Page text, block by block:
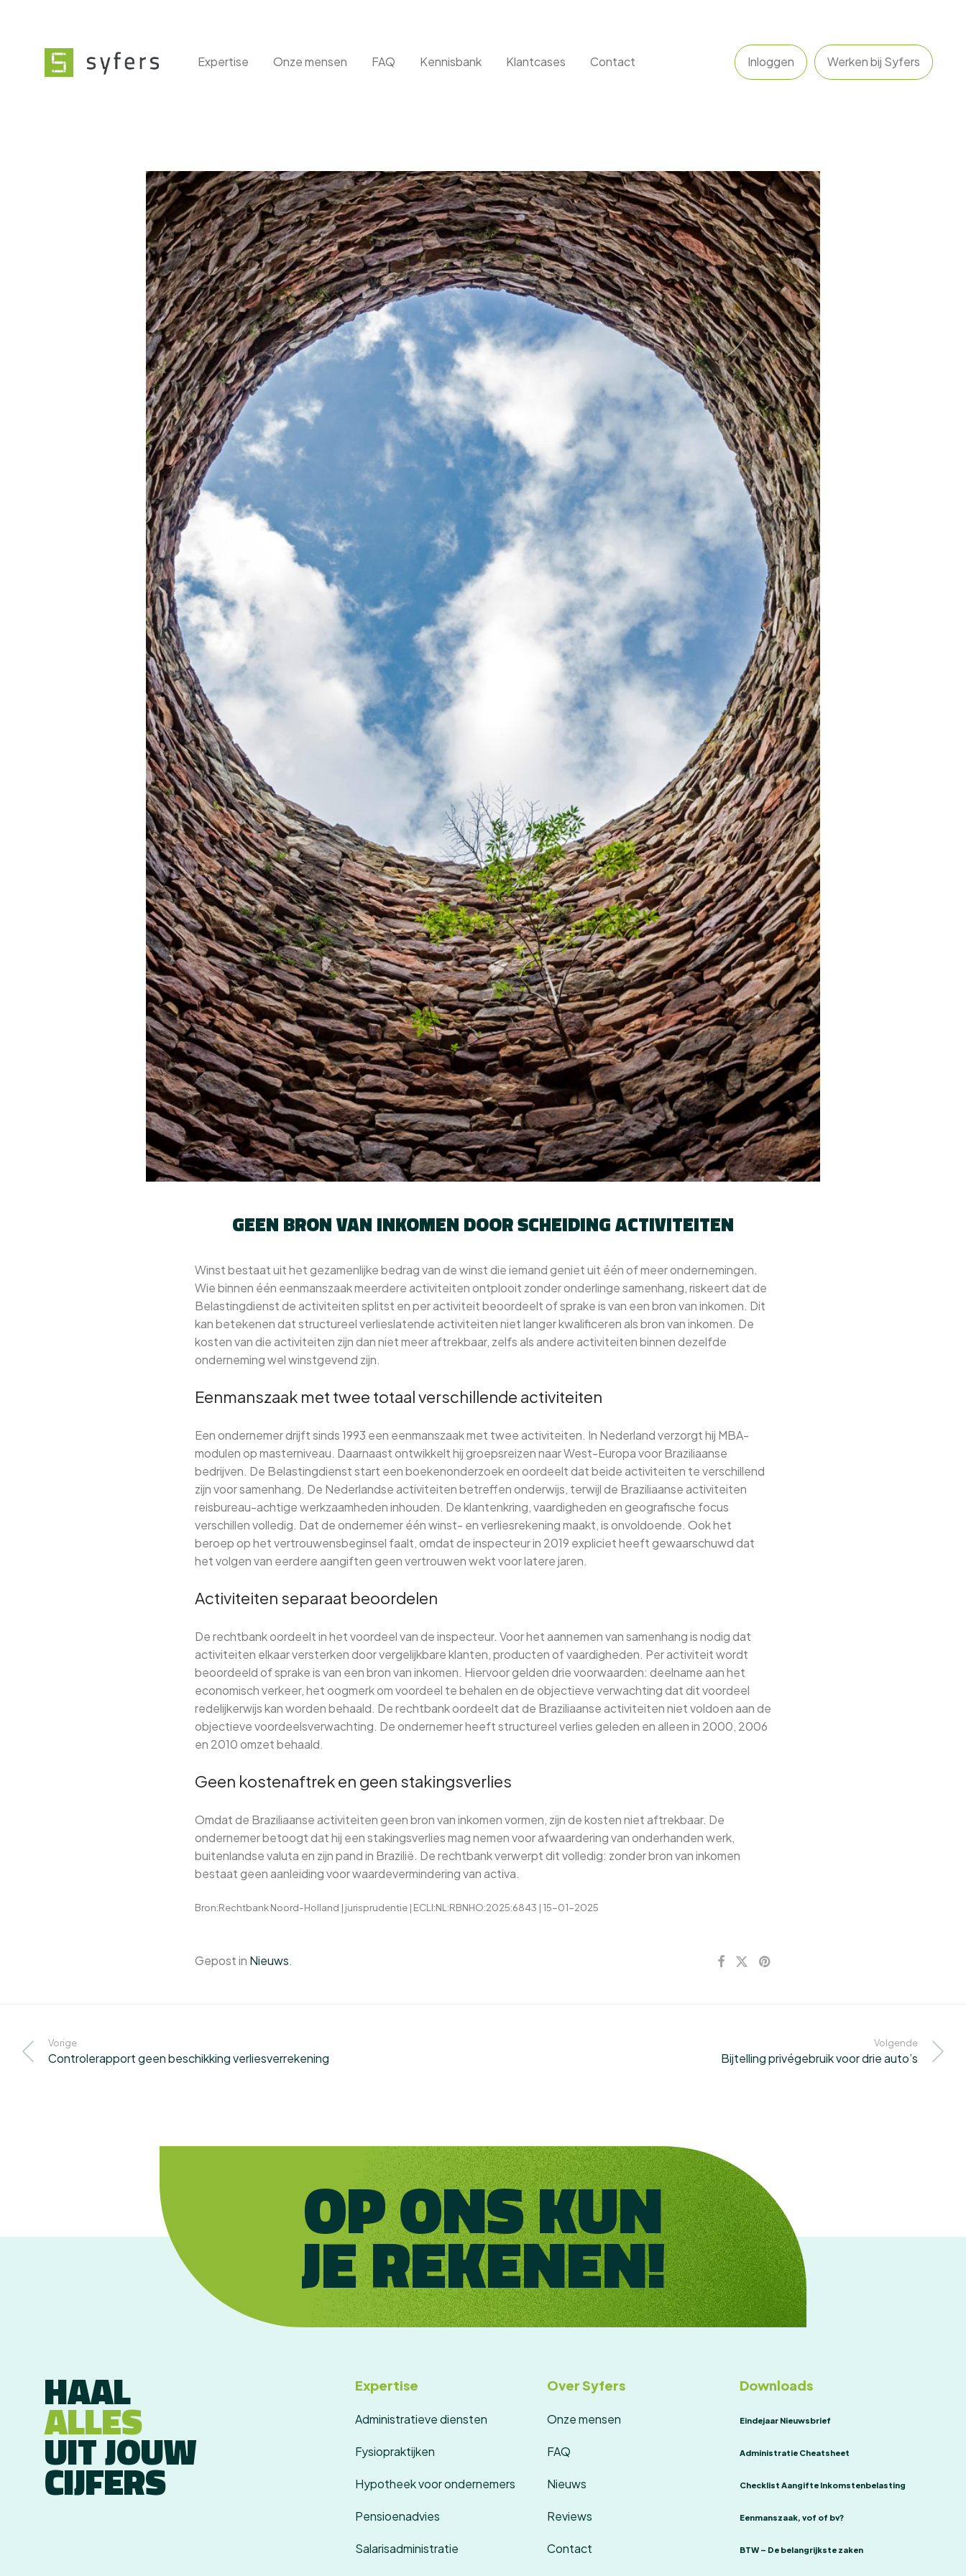
Expertise Onze mensen FAQ Kennisbank Klantcases Contact Inloggen Werken bij Syfers
GEEN BRON VAN INKOMEN DOOR SCHEIDING ACTIVITEITEN
Winst bestaat uit het gezamenlijke bedrag van de winst die iemand geniet uit één of meer ondernemingen.
Wie binnen één eenmanszaak meerdere activiteiten ontplooit zonder onderlinge samenhang, riskeert dat de
Belastingdienst de activiteiten splitst en per activiteit beoordeelt of sprake is van een bron van inkomen. Dit
kan betekenen dat structureel verlieslatende activiteiten niet langer kwalificeren als bron van inkomen. De
kosten van die activiteiten zijn dan niet meer aftrekbaar, zelfs als andere activiteiten binnen dezelfde
onderneming wel winstgevend zijn.
Eenmanszaak met twee totaal verschillende activiteiten
Een ondernemer drijft sinds 1993 een eenmanszaak met twee activiteiten. In Nederland verzorgt hij MBA-
modulen op masterniveau. Daarnaast ontwikkelt hij groepsreizen naar West-Europa voor Braziliaanse
bedrijven. De Belastingdienst start een boekenonderzoek en oordeelt dat beide activiteiten te verschillend
zijn voor samenhang. De Nederlandse activiteiten betreffen onderwijs, terwijl de Braziliaanse activiteiten
reisbureau-achtige werkzaamheden inhouden. De klantenkring, vaardigheden en geografische focus
verschillen volledig. Dat de ondernemer één winst- en verliesrekening maakt, is onvoldoende. Ook het
beroep op het vertrouwensbeginsel faalt, omdat de inspecteur in 2019 expliciet heeft gewaarschuwd dat
het volgen van eerdere aangiften geen vertrouwen wekt voor latere jaren.
Activiteiten separaat beoordelen
De rechtbank oordeelt in het voordeel van de inspecteur. Voor het aannemen van samenhang is nodig dat
activiteiten elkaar versterken door vergelijkbare klanten, producten of vaardigheden. Per activiteit wordt
beoordeeld of sprake is van een bron van inkomen. Hiervoor gelden drie voorwaarden: deelname aan het
economisch verkeer, het oogmerk om voordeel te behalen en de objectieve verwachting dat dit voordeel
redelijkerwijs kan worden behaald. De rechtbank oordeelt dat de Braziliaanse activiteiten niet voldoen aan de
objectieve voordeelsverwachting. De ondernemer heeft structureel verlies geleden en alleen in 2000, 2006
en 2010 omzet behaald.
Geen kostenaftrek en geen stakingsverlies
Omdat de Braziliaanse activiteiten geen bron van inkomen vormen, zijn de kosten niet aftrekbaar. De
ondernemer betoogt dat hij een stakingsverlies mag nemen voor afwaardering van onderhanden werk,
buitenlandse valuta en zijn pand in Brazilië. De rechtbank verwerpt dit volledig: zonder bron van inkomen
bestaat geen aanleiding voor waardevermindering van activa.
Bron:Rechtbank Noord-Holland | jurisprudentie | ECLI:NL:RBNHO:2025:6843 | 15-01-2025
Gepost in Nieuws.
Vorige
Controlerapport geen beschikking verliesverrekening
Volgende
Bijtelling privégebruik voor drie auto’s
OP ONS KUN
JE REKENEN!
HAAL
ALLES
UIT JOUW
CIJFERS
Expertise
Administratieve diensten
Fysiopraktijken
Hypotheek voor ondernemers
Pensioenadvies
Salarisadministratie
Over Syfers
Onze mensen
FAQ
Nieuws
Reviews
Contact
Downloads
Eindejaar Nieuwsbrief
Administratie Cheatsheet
Checklist Aangifte Inkomstenbelasting
Eenmanszaak, vof of bv?
BTW – De belangrijkste zaken